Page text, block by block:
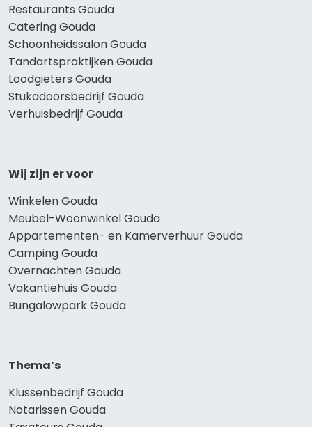
Restaurants Gouda
Catering Gouda
Schoonheidssalon Gouda
Tandartspraktijken Gouda
Loodgieters Gouda
Stukadoorsbedrijf Gouda
Verhuisbedrijf Gouda
Wij zijn er voor
Winkelen Gouda
Meubel-Woonwinkel Gouda
Appartementen- en Kamerverhuur Gouda
Camping Gouda
Overnachten Gouda
Vakantiehuis Gouda
Bungalowpark Gouda
Thema’s
Klussenbedrijf Gouda
Notarissen Gouda